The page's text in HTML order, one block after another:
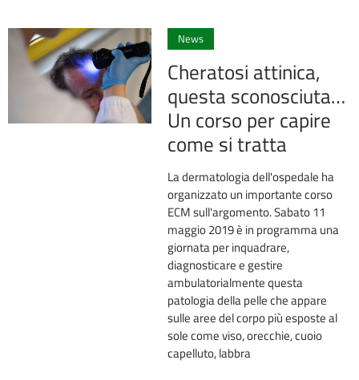
News
Cheratosi attinica,
questa sconosciuta…
Un corso per capire
come si tratta
La dermatologia dell'ospedale ha
organizzato un importante corso
ECM sull'argomento. Sabato 11
maggio 2019 è in programma una
giornata per inquadrare,
diagnosticare e gestire
ambulatorialmente questa
patologia della pelle che appare
sulle aree del corpo più esposte al
sole come viso, orecchie, cuoio
capelluto, labbra